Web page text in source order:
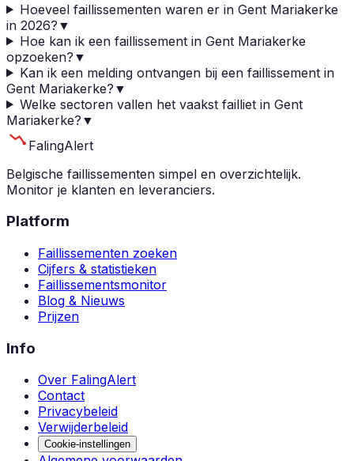
Hoeveel faillissementen waren er in Gent Mariakerke
in 2026? ▼
Hoe kan ik een faillissement in Gent Mariakerke
opzoeken? ▼
Kan ik een melding ontvangen bij een faillissement in
Gent Mariakerke? ▼
Welke sectoren vallen het vaakst failliet in Gent
Mariakerke? ▼
FalingAlert
Belgische faillissementen simpel en overzichtelijk.
Monitor je klanten en leveranciers.
Platform
Faillissementen zoeken
Cijfers & statistieken
Faillissementsmonitor
Blog & Nieuws
Prijzen
Info
Over FalingAlert
Contact
Privacybeleid
Verwijderbeleid
Cookie-instellingen